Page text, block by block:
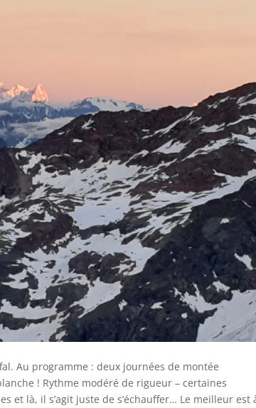
Au programme : deux journées de montée
! Rythme modéré de rigueur – certaines
et là, il s’agit juste de s’échauffer… Le meilleur est